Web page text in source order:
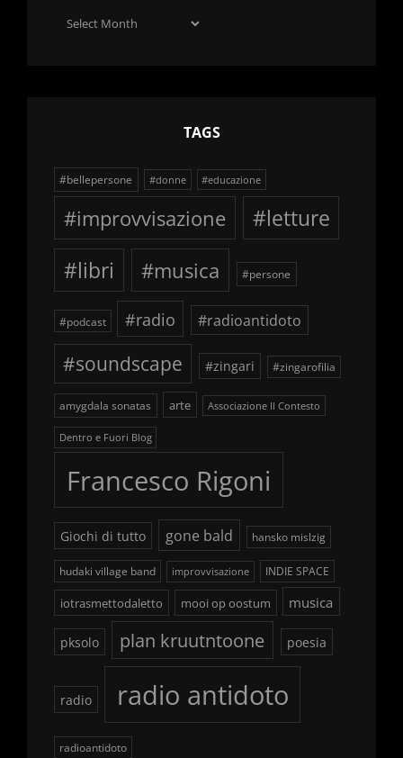
Archivio
TAGS
#bellepersone #donne #educazione
#improvvisazione
#letture
#libri
#musica #persone
#podcast #radio #radioantidoto
#soundscape #zingari #zingarofilia
amygdala sonatas arte Associazione Il Contesto
Dentro e Fuori Blog
Francesco Rigoni
Giochi di tutto gone bald hansko mislzig
hudaki village band improvvisazione INDIE SPACE
iotrasmettodaletto mooi op oostum musica
pksolo plan kruutntoone poesia
radio radio antidoto
radioantidoto